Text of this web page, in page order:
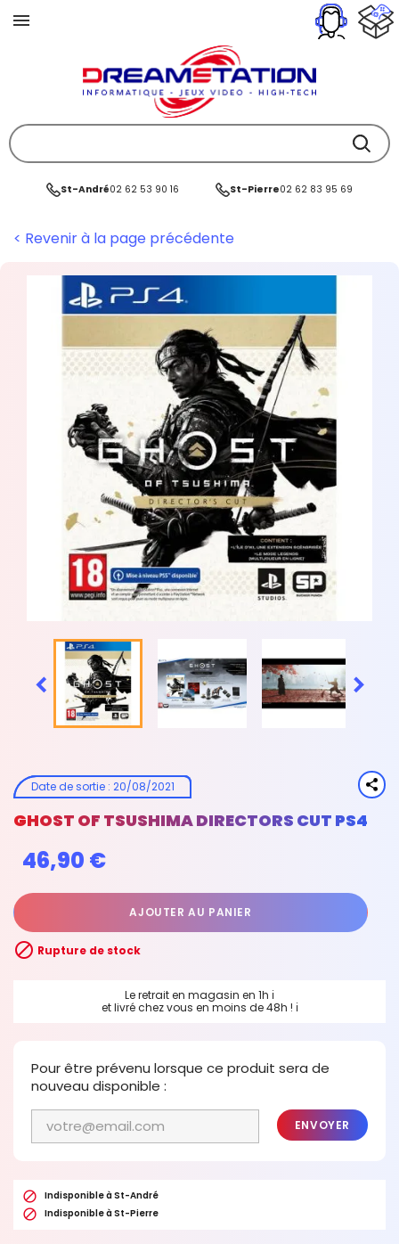
St-André02 62 53 90 16 St-Pierre02 62 83 95 69
< Revenir à la page précédente
 
Date de sortie: 20/08/2021
GHOST OF TSUSHIMA DIRECTORS CUT PS4
46,90 €
AJOUTER AU PANIER
 Rupture de stock
Le retrait en magasin en 1h ℹ
et livré chez vous en moins de 48h ! ℹ
Pour être prévenu lorsque ce produit sera de
nouveau disponible :
ENVOYER
 Indisponible à St-André
 Indisponible à St-Pierre